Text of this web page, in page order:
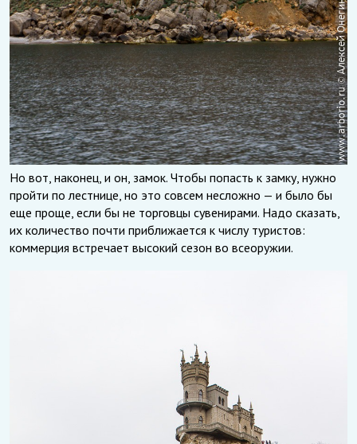
Но вот, наконец, и он, замок. Чтобы попасть к замку, нужно
пройти по лестнице, но это совсем несложно — и было бы
еще проще, если бы не торговцы сувенирами. Надо сказать,
их количество почти приближается к числу туристов:
коммерция встречает высокий сезон во всеоружии.